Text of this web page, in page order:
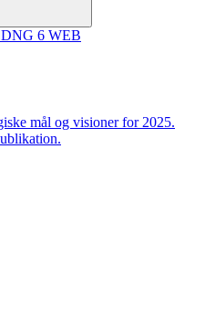
mål og visioner for 2025.